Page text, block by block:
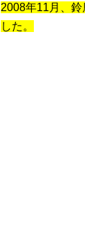
2008年11月、
した。